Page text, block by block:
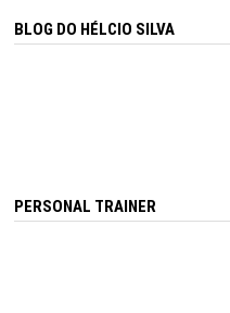
BLOG DO HÉLCIO SILVA
PERSONAL TRAINER